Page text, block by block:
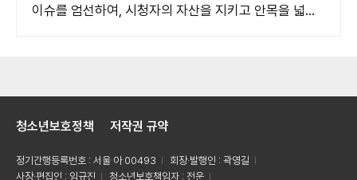
이슈를 엄선하여, 시청자의 자산을 지키고 안목을 넓혀
청소년보호정책 저작권 규약
정기간행등록번호 : 서울 아 00493
회장·발행인 : 곽영길
사장·편집인 : 임규진
청소년보호책임자 : 전운